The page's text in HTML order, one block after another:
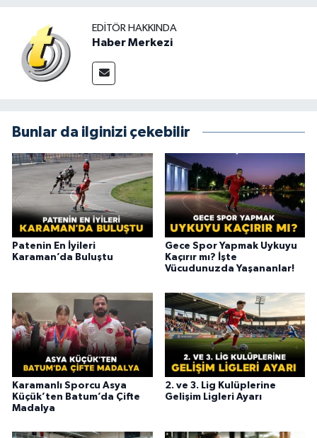
EDITÖR HAKKINDA
Haber Merkezi
Bunlar da ilginizi çekebilir
Patenin En İyileri
Karaman’da Buluştu
Gece Spor Yapmak Uykuyu
Kaçırır mı? İşte
Vücudunuzda Yaşananlar!
Karamanlı Sporcu Asya
Küçük’ten Batum’da Çifte
Madalya
2. ve 3. Lig Kulüplerine
Gelişim Ligleri Ayarı